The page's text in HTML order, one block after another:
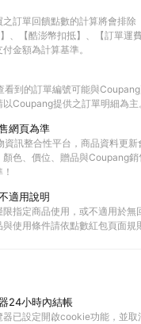
訂單回饋點數的計算將會排除
、【酷澎幣扣抵】、【訂單運
金額為計算基準。
看到的訂單編號可能與Coupang
Coupang提供之訂單明細為主
網頁為準
資訊整合性平台，商品資料更
顏色、價位、贈品與Coupang
適用說明
指定商品使用，或不適用於無
使用條件請依點數紅包頁面規
24小時內結帳
器已設定開啟cookie功能，並取